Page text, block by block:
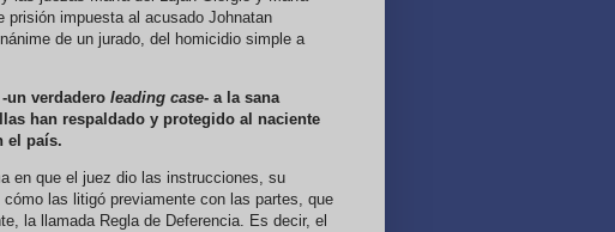
prisión impuesta al acusado Johnatan
de un jurado, del homicidio simple a
un verdadero leading case- a la sana
han respaldado y protegido al naciente
el país.
en que el juez dio las instrucciones, su
las litigó previamente con las partes, que
la llamada Regla de Deferencia. Es decir, el